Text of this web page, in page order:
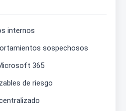
internos
sospechosos
365
de riesgo